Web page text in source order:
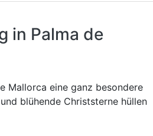
in Palma de
Mallorca eine ganz besondere
blühende Christsterne hüllen